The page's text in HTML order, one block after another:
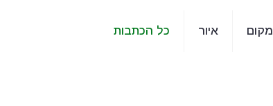
מקום איור כל הכתבות